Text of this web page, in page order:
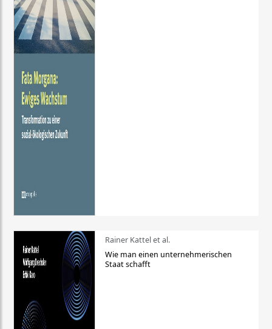
Rainer Kattel et al.
Wie man einen unternehmerischen
Staat schafft